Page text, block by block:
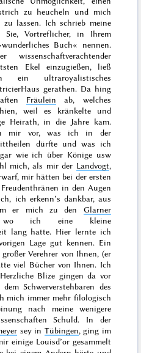
zu heucheln und mich
lassen. Ich schrieb meine
Sie, Vortreflicher, in Ihrem
wunderliches Buch« nennen.
Ekel einzugießen, ließ
ultraroyalistisches
gerathen. Da hing
Fräulein ab, welches
weil es kränkelte und
Heirath, in die Jahre kam.
mir vor, was ich in der
dürfte und was ich
wieich über Könige usw
mich, als mir der Landvogt,
mir hätten bei der ersten
Freudenthränen in den Augen
ich erkenn’s dankbar, aus
er mich zu den Glarner
wo ich eine kleine
lang hatte. Hier lernte ich
Lage gut kennen. Ein
Verehrer von Ihnen, (er
viel Bücher von Ihnen. Ich
Blize gingen da vor
Schwerverstehbaren des
mich immer mehr filologisch
nach meine wenigere
Schuld. In der
sey in Tübingen, ging im
einige Louisd’or gesammelt